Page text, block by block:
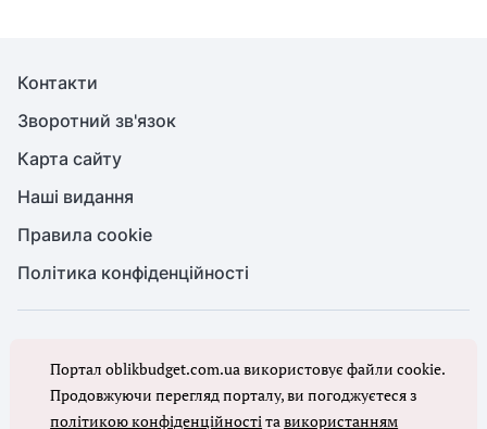
Контакти
Зворотний зв'язок
Карта сайту
Наші видання
Правила cookie
Політика конфіденційності
Повне або часткове копіювання будь-яких матеріалів порталу,
цитування, публікація їх анотованих оглядів допускаються лише з
письмового дозволу редакції порталу
Портал oblikbudget.com.ua використовує файли cookie.
Продовжуючи перегляд порталу, ви погоджуєтеся з
політикою конфіденційностітавикористанням